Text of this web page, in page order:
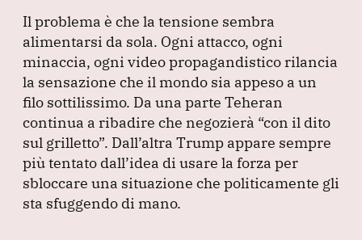
Il problema è che la tensione sembra
alimentarsi da sola. Ogni attacco, ogni
minaccia, ogni video propagandistico rilancia
la sensazione che il mondo sia appeso a un
filo sottilissimo. Da una parte Teheran
continua a ribadire che negozierà “con il dito
sul grilletto”. Dall’altra Trump appare sempre
più tentato dall’idea di usare la forza per
sbloccare una situazione che politicamente gli
sta sfuggendo di mano.